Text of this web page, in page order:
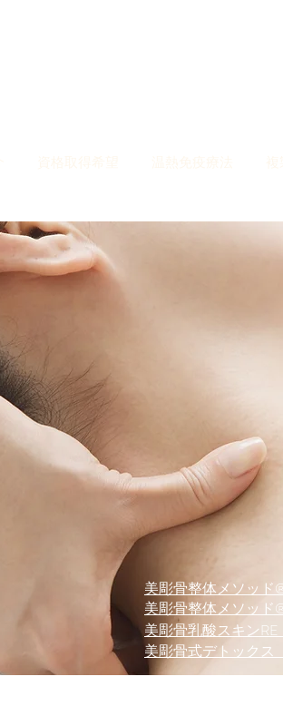
美彫骨整体メソッド
美彫骨整体メソッド
美彫骨乳酸スキンRE
美彫骨式デトックス